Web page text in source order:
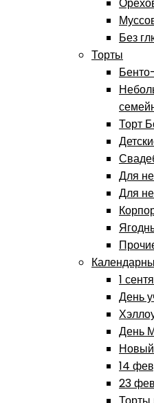
Без
Торты
Торт
Для
Для
1
День
День
14
23